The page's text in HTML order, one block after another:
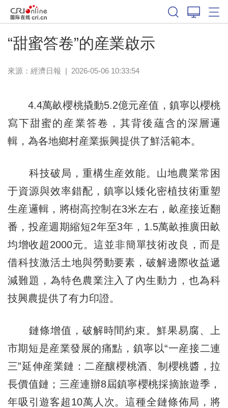
“甜蜜答卷”的産業啟示
來源： 經濟日報 | 2026-05-06 10:33:54
4.4萬畝櫻桃撬動5.2億元産值，鎮寧以櫻桃
寫下甜蜜的産業答卷，其背後蘊含的深層邏
輯，為各地鄉村産業振興提供了鮮活範本。
科技破局，重構生産效能。山地農業常困
于資源與效率錯配，鎮寧以矮化密植技術重塑
生産邏輯，將樹高控制在3米左右，畝産接近翻
番，投産週期縮短2年至3年，1.5萬畝推廣田畝
均增收超2000元。這並非簡單技術改良，而是
借科技激活土地與勞動要素，破解邊際收益遞
減難題，為特色農業注入了內生動力，也為科
技興農提供了有力印證。
鏈條增值，破解時間約束。鮮果易腐、上
市期短是産業發展的痛點，鎮寧以“一産接二連
三”延伸産業鏈：二産釀櫻桃酒、制櫻桃醬，拉
長價值鏈；三産連辦8屆鎮寧櫻桃採摘旅遊季，
年吸引遊客超10萬人次。這種全鏈條佈局，將